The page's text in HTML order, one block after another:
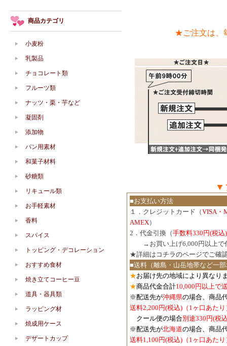
★ご注文は、
▼
■お支払い方法
１．クレジットカード（VISA・
AMEX）
2．代金引換（手数料330円(税込)
→お買い上げ6,000円以上で
★詳細は コチラのページでご確
■送料（離島・山岳地帯など一
★お届け先の地域により異なり
★商品代金合計10,000円以上で
※配送先が沖縄県の場合、商品
送料2,200円(税込)（1ヶ口あたり
クール便の場合別途330円(税
※配送先が北海道の場合、商品
送料1,100円(税込) （1ヶ口あた
商品カテゴリ
小麦粉
乳製品
チョコレート類
フルーツ類
ナッツ・栗・芋など
凝固剤
添加物
パン用素材
和菓子材料
砂糖類
リキュール類
お手軽素材
香料
スパイス
トッピング・デコレーション
おすすめ食材
焼き立てコーヒー豆
道具・器具類
ラッピング材
焼成用ケース
デザートカップ